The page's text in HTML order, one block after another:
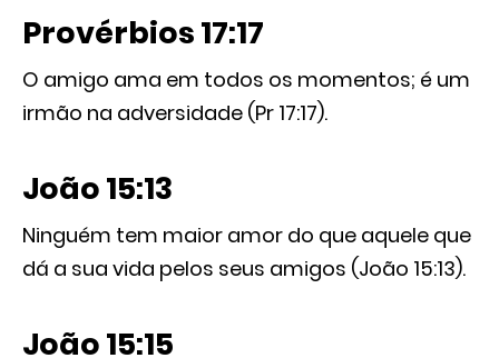
Provérbios 17:17
O amigo ama em todos os momentos; é um
irmão na adversidade (Pr 17:17).
João 15:13
Ninguém tem maior amor do que aquele que
dá a sua vida pelos seus amigos (João 15:13).
João 15:15